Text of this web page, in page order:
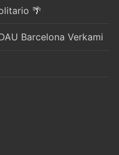
🌴
Barcelona Verkami